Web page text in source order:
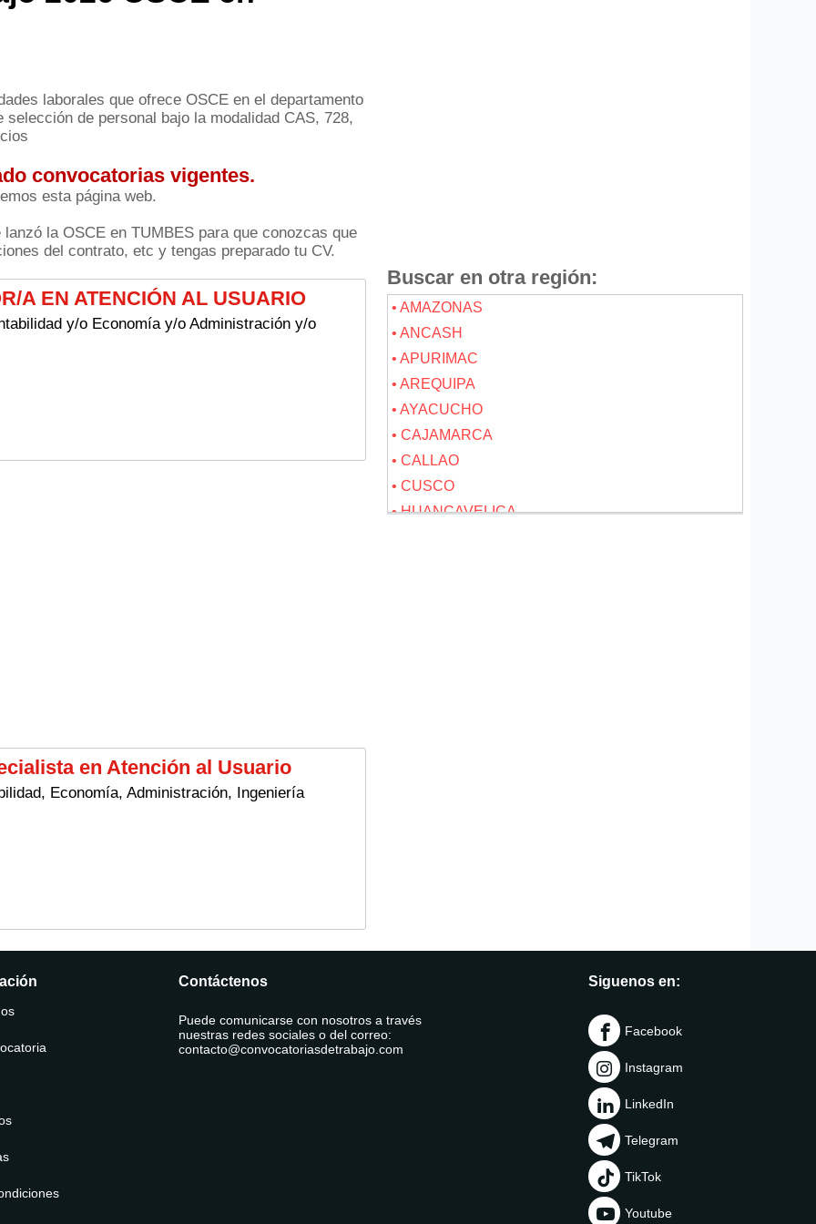
laborales que ofrece OSCE en el departamento
de personal bajo la modalidad CAS, 728,
convocatorias vigentes.
esta página web.
la OSCE en TUMBES para que conozcas que
del contrato, etc y tengas preparado tu CV.
A EN ATENCIÓN AL USUARIO
y/o Economía y/o Administración y/o
en Atención al Usuario
Economía, Administración, Ingeniería
Buscar en otra región:
• AMAZONAS
• ANCASH
• APURIMAC
• AREQUIPA
• AYACUCHO
• CAJAMARCA
• CALLAO
• CUSCO
• HUANCAVELICA
Contáctenos
Puede comunicarse con nosotros a través
nuestras redes sociales o del correo:
contacto@convocatoriasdetrabajo.com
Siguenos en:
Facebook
Instagram
LinkedIn
Telegram
TikTok
Youtube